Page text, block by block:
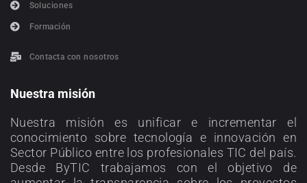
Soluciones
Formación
Contacta con nosotros
Nuestra misión
Nuestra misión es unificar e incrementar el
conocimiento sobre tecnología e innovación en
Sector Público entre los profesionales TIC del país.
Desde ByTIC trabajamos con el objetivo de